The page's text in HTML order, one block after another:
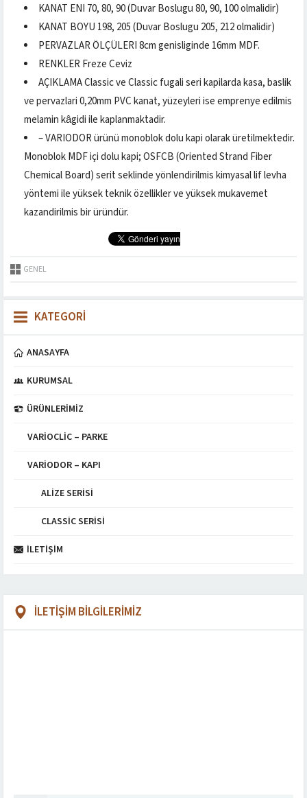
KANAT ENI 70, 80, 90 (Duvar Boslugu 80, 90, 100 olmalidir)
KANAT BOYU 198, 205 (Duvar Boslugu 205, 212 olmalidir)
PERVAZLAR ÖLÇÜLERI 8cm genisliginde 16mm MDF.
RENKLER Freze Ceviz
AÇIKLAMA Classic ve Classic fugali seri kapilarda kasa, baslik
ve pervazlari 0,20mm PVC kanat, yüzeyleri ise emprenye edilmis
melamin kâgidi ile kaplanmaktadir.
– VARIODOR ürünü monoblok dolu kapi olarak üretilmektedir.
Monoblok MDF içi dolu kapi; OSFCB (Oriented Strand Fiber
Chemical Board) serit seklinde yönlendirilmis kimyasal lif levha
yöntemi ile yüksek teknik özellikler ve yüksek mukavemet
kazandirilmis bir üründür.
GENEL
KATEGORİ
ANASAYFA
KURUMSAL
ÜRÜNLERIMIZ
VARIOCLIC – PARKE
VARIODOR – KAPI
ALIZE SERISI
CLASSIC SERISI
İLETIŞIM
İLETİŞİM BİLGİLERİMİZ